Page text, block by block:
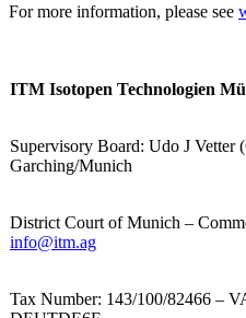
For more information, please see
ITM Isotopen Technologien
Supervisory Board: Udo J Vetter
Garching/Munich
District Court of Munich –
info@itm.ag
Tax Number: 143/100/82466 –